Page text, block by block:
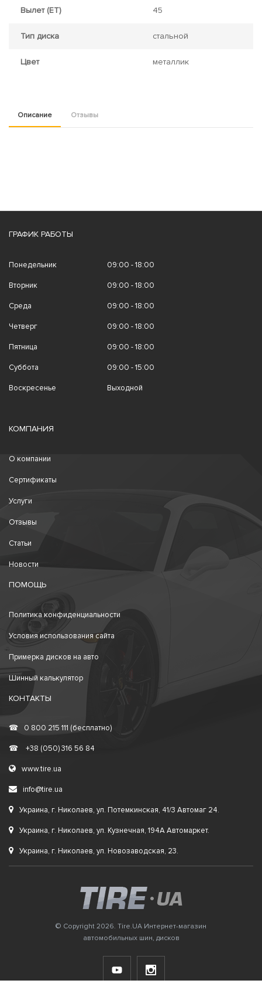
Вылет (ET) 45
Тип диска стальной
Цвет металлик
Описание Отзывы
ГРАФИК РАБОТЫ
Понедельник 09:00 - 18:00
Вторник 09:00 - 18:00
Среда 09:00 - 18:00
Четверг 09:00 - 18:00
Пятница 09:00 - 18:00
Суббота 09:00 - 15:00
Воскресенье Выходной
КОМПАНИЯ
О компании
Сертификаты
Услуги
Отзывы
Статьи
Новости
ПОМОЩЬ
Политика конфиденциальности
Условия использования сайта
Примерка дисков на авто
Шинный калькулятор
КОНТАКТЫ
☎ 0 800 215 111 (бесплатно)
☎ +38 (050) 316 56 84
www.tire.ua
info@tire.ua
Украина, г. Николаев, ул. Потемкинская, 41/3 Автомаг 24.
Украина, г. Николаев, ул. Кузнечная, 194А Автомаркет.
Украина, г. Николаев, ул. Новозаводская, 23.
© Copyright 2026. Tire.UA Интернет-магазин
автомобильных шин, дисков